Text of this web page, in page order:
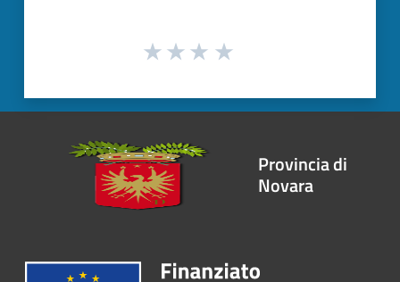
Provincia di
Novara